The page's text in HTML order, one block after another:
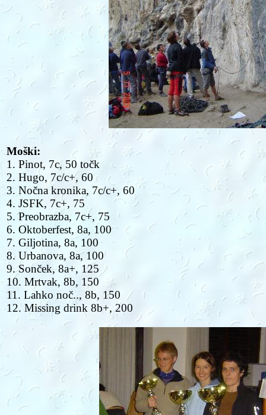
Moški:
1. Pinot, 7c, 50 točk
2. Hugo, 7c/c+, 60
3. Nočna kronika, 7c/c+, 60
4. JSFK, 7c+, 75
5. Preobrazba, 7c+, 75
6. Oktoberfest, 8a, 100
7. Giljotina, 8a, 100
8. Urbanova, 8a, 100
9. Sonček, 8a+, 125
10. Mrtvak, 8b, 150
11. Lahko noč.., 8b, 150
12. Missing drink 8b+, 200